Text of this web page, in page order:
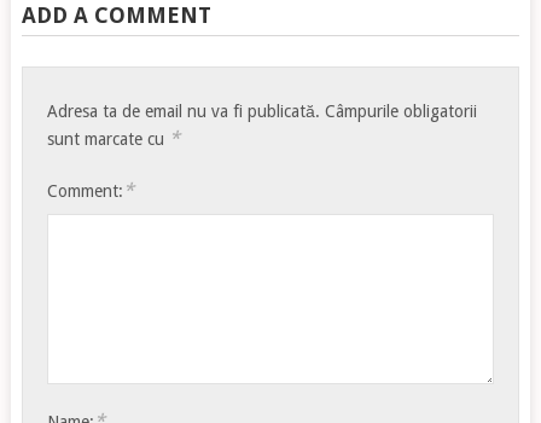
ADD A COMMENT
Adresa ta de email nu va fi publicată. Câmpurile obligatorii
sunt marcate cu *
Comment: *